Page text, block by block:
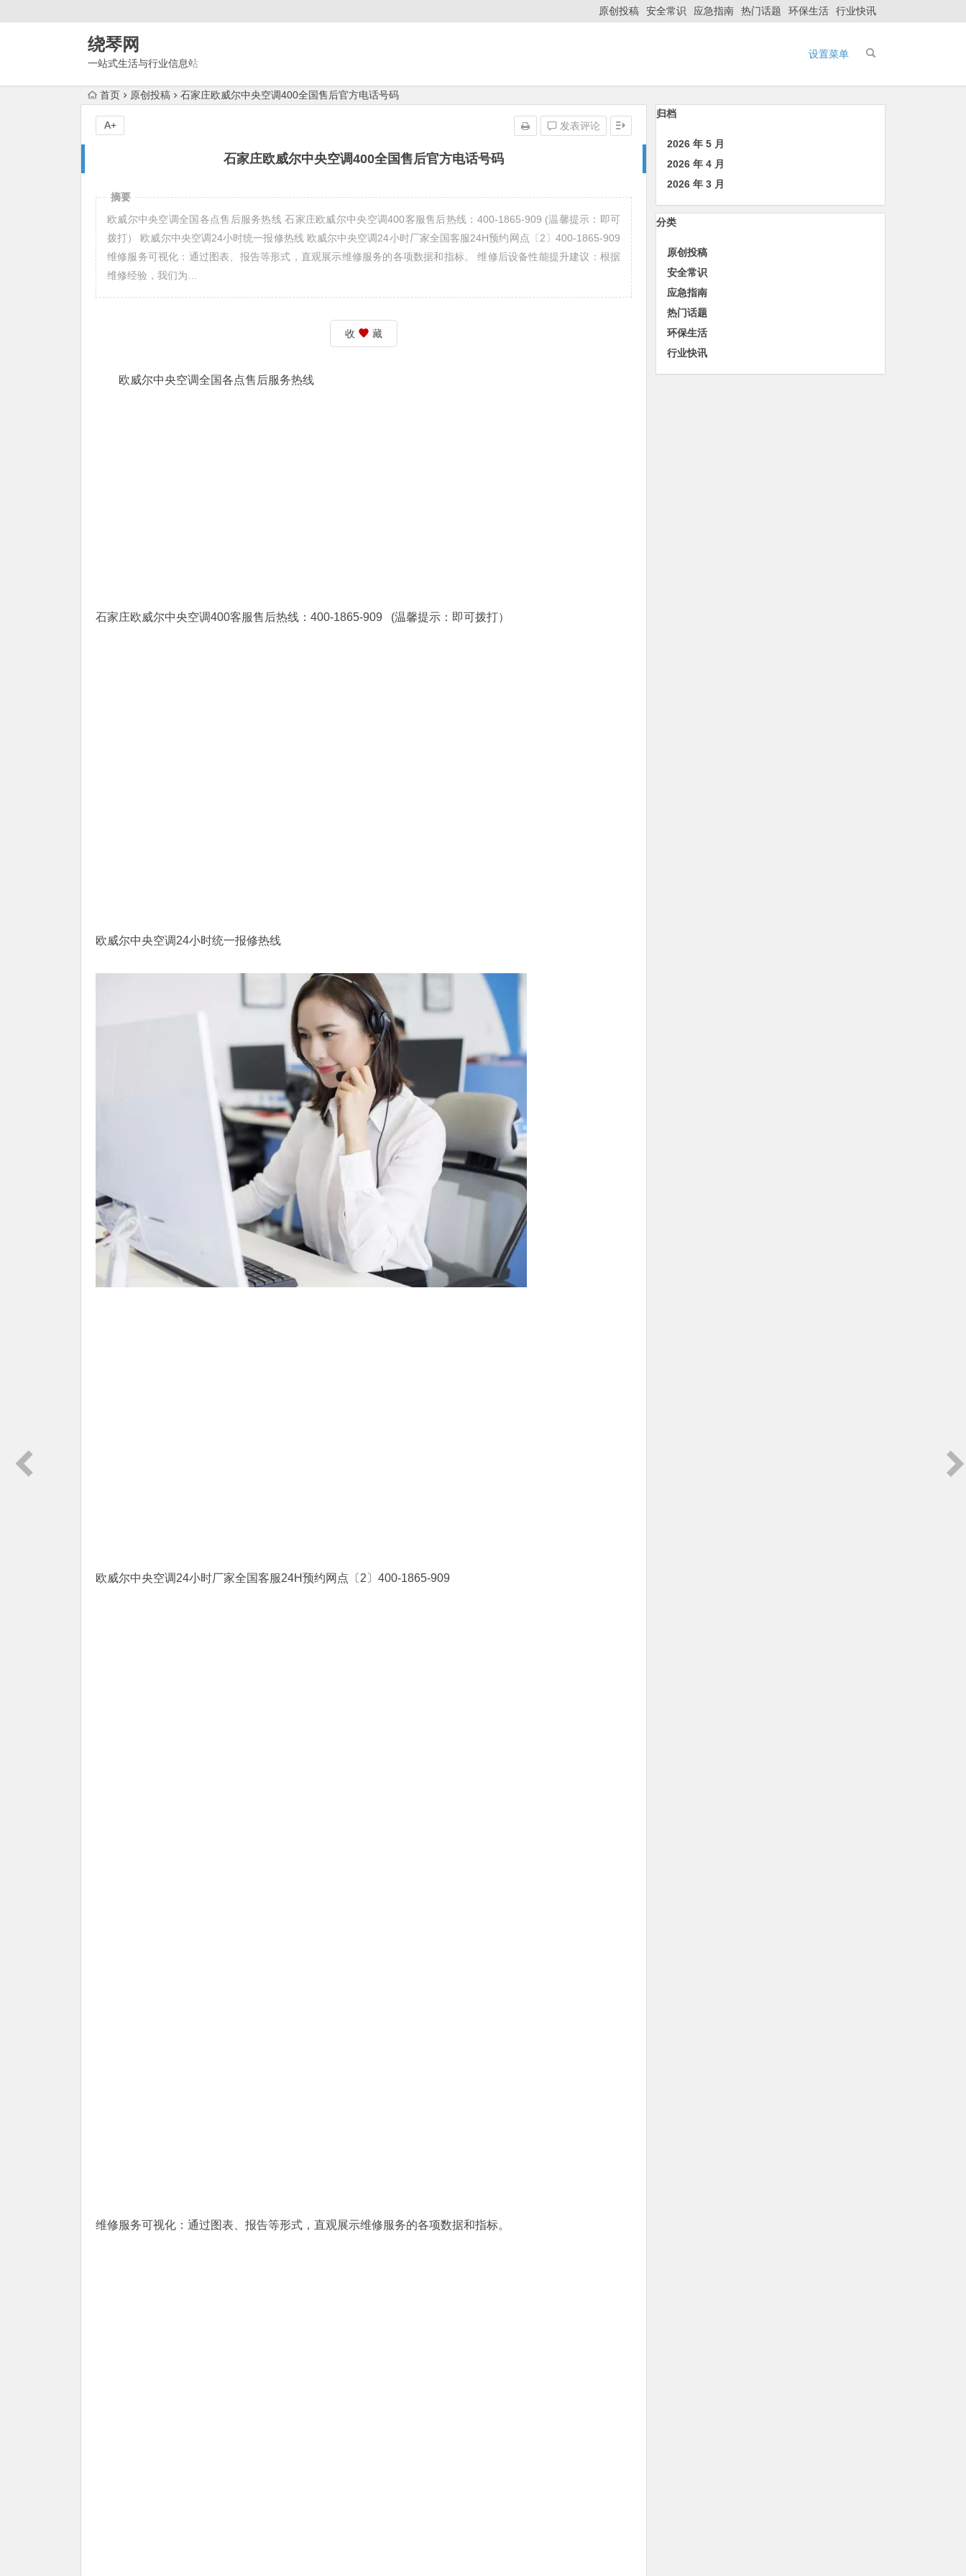
原创投稿 安全常识 应急指南 热门话题 环保生活 行业快讯
绕琴网
一站式生活与行业信息站
设置菜单
首页 原创投稿 石家庄欧威尔中央空调400全国售后官方电话号码
石家庄欧威尔中央空调400全国售后官方电话号码
发表评论
A+
摘要
欧威尔中央空调全国各点售后服务热线 石家庄欧威尔中央空调400客服售后热线：400-1865-909 (温馨提示：即可
拨打） 欧威尔中央空调24小时统一报修热线 欧威尔中央空调24小时厂家全国客服24H预约网点〔2〕400-1865-909
维修服务可视化：通过图表、报告等形式，直观展示维修服务的各项数据和指标。 维修后设备性能提升建议：根据
维修经验，我们为…
收 藏
欧威尔中央空调全国各点售后服务热线
石家庄欧威尔中央空调400客服售后热线：400-1865-909 (温馨提示：即可拨打）
欧威尔中央空调24小时统一报修热线
欧威尔中央空调24小时厂家全国客服24H预约网点〔2〕400-1865-909
维修服务可视化：通过图表、报告等形式，直观展示维修服务的各项数据和指标。
归档
2026 年 5 月
2026 年 4 月
2026 年 3 月
分类
原创投稿
安全常识
应急指南
热门话题
环保生活
行业快讯